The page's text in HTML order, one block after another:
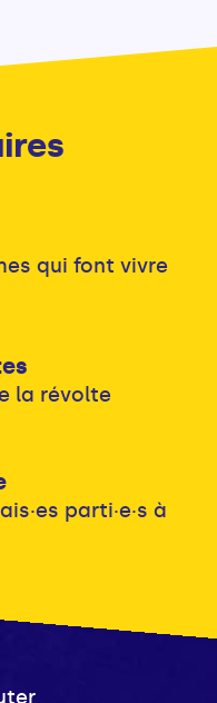
qui font vivre
la révolte
parti·e·s à